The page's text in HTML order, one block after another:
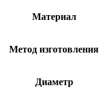
Материал
Метод изготовления
Диаметр